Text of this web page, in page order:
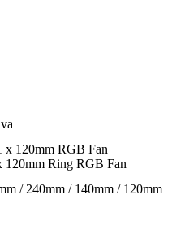
x 120mm RGB Fan
120mm Ring RGB Fan
/ 240mm / 140mm / 120mm